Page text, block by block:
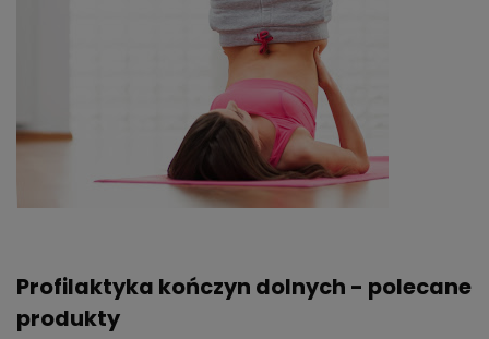
Profilaktyka kończyn dolnych - polecane
produkty